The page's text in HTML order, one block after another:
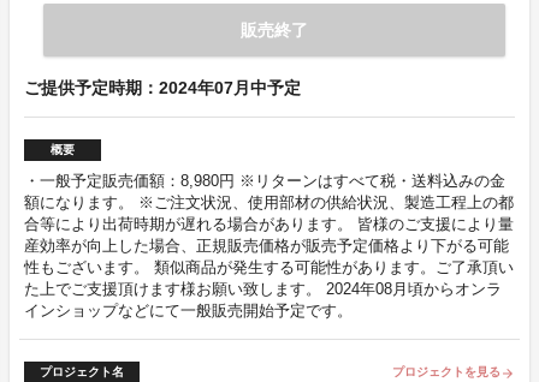
販売終了
ご提供予定時期：2024年07月中予定
概要
・一般予定販売価額：8,980円 ※リターンはすべて税・送料込みの金
額になります。 ※ご注文状況、使用部材の供給状況、製造工程上の都
合等により出荷時期が遅れる場合があります。 皆様のご支援により量
産効率が向上した場合、正規販売価格が販売予定価格より下がる可能
性もございます。 類似商品が発生する可能性があります。ご了承頂い
た上でご支援頂けます様お願い致します。 2024年08月頃からオンラ
インショップなどにて一般販売開始予定です。
プロジェクト名 プロジェクトを見る arrow_forward